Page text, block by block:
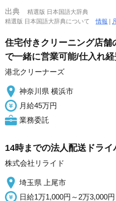
出典
精選版 日本国語大辞典
精選版 日本国語大辞典について情報
住宅付きクリーニング店
で一緒に営業可能/仕入れ
港北クリーナーズ
神奈川県 横浜市
月給45万円
業務委託
14時までの法人配送ドライ
株式会社リライド
埼玉県 上尾市
日給1万1,000円～2万3,000円